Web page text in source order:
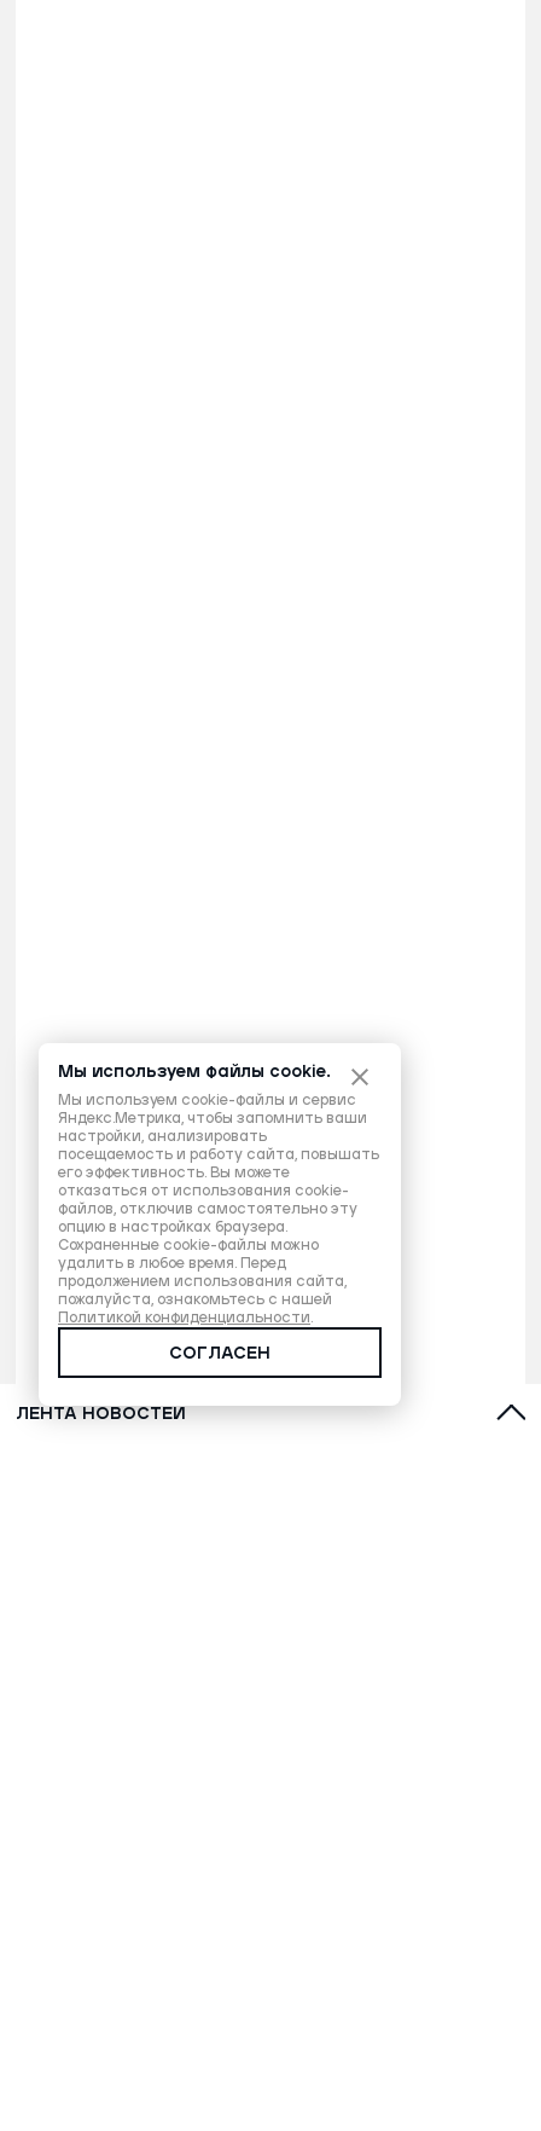
ЛЕНТА НОВОСТЕЙ
Мы используем файлы cookie.
Мы используем cookie-файлы и сервис
Яндекс.Метрика, чтобы запомнить ваши
настройки, анализировать
посещаемость и работу сайта, повышать
его эффективность. Вы можете
отказаться от использования cookie-
файлов, отключив самостоятельно эту
опцию в настройках браузера.
Сохраненные cookie-файлы можно
удалить в любое время. Перед
продолжением использования сайта,
пожалуйста, ознакомьтесь с нашей
Политикой конфиденциальности.
СОГЛАСЕН